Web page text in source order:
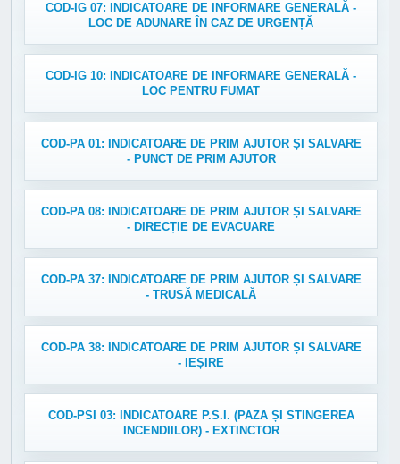
COD-IG 07: INDICATOARE DE INFORMARE GENERALĂ -
LOC DE ADUNARE ÎN CAZ DE URGENȚĂ
COD-IG 10: INDICATOARE DE INFORMARE GENERALĂ -
LOC PENTRU FUMAT
COD-PA 01: INDICATOARE DE PRIM AJUTOR ȘI SALVARE
- PUNCT DE PRIM AJUTOR
COD-PA 08: INDICATOARE DE PRIM AJUTOR ȘI SALVARE
- DIRECȚIE DE EVACUARE
COD-PA 37: INDICATOARE DE PRIM AJUTOR ȘI SALVARE
- TRUSĂ MEDICALĂ
COD-PA 38: INDICATOARE DE PRIM AJUTOR ȘI SALVARE
- IEȘIRE
COD-PSI 03: INDICATOARE P.S.I. (PAZA ȘI STINGEREA
INCENDIILOR) - EXTINCTOR